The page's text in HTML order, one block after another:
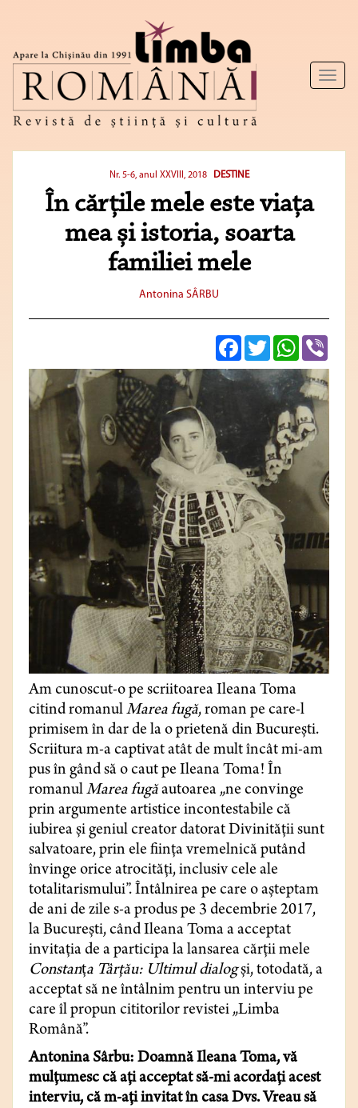
Toggle
Nr. 5-6, anul XXVIII, 2018 DESTINE
În cărțile mele este viața
mea și istoria, soarta
familiei mele
Antonina SÂRBU
FacebookTwitterWhatsApp
Am cunoscut-o pe scriitoarea Ileana Toma
citind romanulMarea fugă, roman pe care-l
primisem în dar de la o prietenă din Bucureşti.
Scriitura m-a captivat atât de mult încât mi-am
pus în gând să o caut pe Ileana Toma! În
romanulMarea fugăautoarea „ne convinge
prin argumente artistice incontestabile că
iubirea şi geniul creator datorat Divinităţii sunt
salvatoare, prin ele fiinţa vremelnică putând
învinge orice atrocităţi, inclusiv cele ale
totalitarismului”. Întâlnirea pe care o aşteptam
de ani de zile s-a produs pe 3 decembrie 2017,
la Bucureşti, când Ileana Toma a acceptat
invitaţia de a participa la lansarea cărţii mele
Constanța Târţău: Ultimul dialogşi, totodată, a
acceptat să ne întâlnim pentru un interviu pe
care îl propun cititorilor revistei „Limba
Română”.
Antonina Sârbu: Doamnă Ileana Toma, vă
mulţumesc că aţi acceptat să-mi acordaţi acest
interviu, că m-aţi invitat în casa Dvs. Vreau să